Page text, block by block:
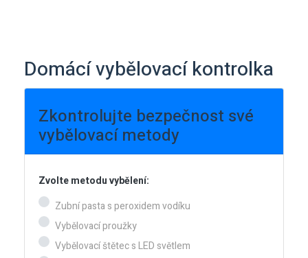
Domácí vybělovací kontrolka
Zkontrolujte bezpečnost své
vybělovací metody
Zvolte metodu vybělení:
Zubní pasta s peroxidem vodíku
Vybělovací proužky
Vybělovací štětec s LED světlem